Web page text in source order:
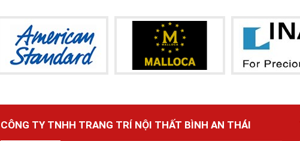
CÔNG TY TNHH TRANG TRÍ NỘI THẤT BÌNH AN THÁI